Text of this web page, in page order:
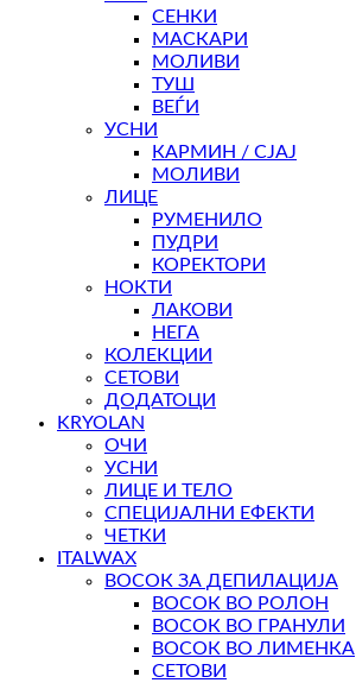
СЕНКИ
МАСКАРИ
МОЛИВИ
ТУШ
ВЕЃИ
УСНИ
КАРМИН / СЈАЈ
МОЛИВИ
ЛИЦЕ
РУМЕНИЛО
ПУДРИ
КОРЕКТОРИ
НОКТИ
ЛАКОВИ
НЕГА
КОЛЕКЦИИ
СЕТОВИ
ДОДАТОЦИ
KRYOLAN
ОЧИ
УСНИ
ЛИЦЕ И ТЕЛО
СПЕЦИЈАЛНИ ЕФЕКТИ
ЧЕТКИ
ITALWAX
ВОСОК ЗА ДЕПИЛАЦИЈА
ВОСОК ВО РОЛОН
ВОСОК ВО ГРАНУЛИ
ВОСОК ВО ЛИМЕНКА
СЕТОВИ